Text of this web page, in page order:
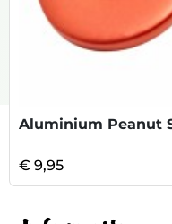
Aluminium Peanut
€ 9,95